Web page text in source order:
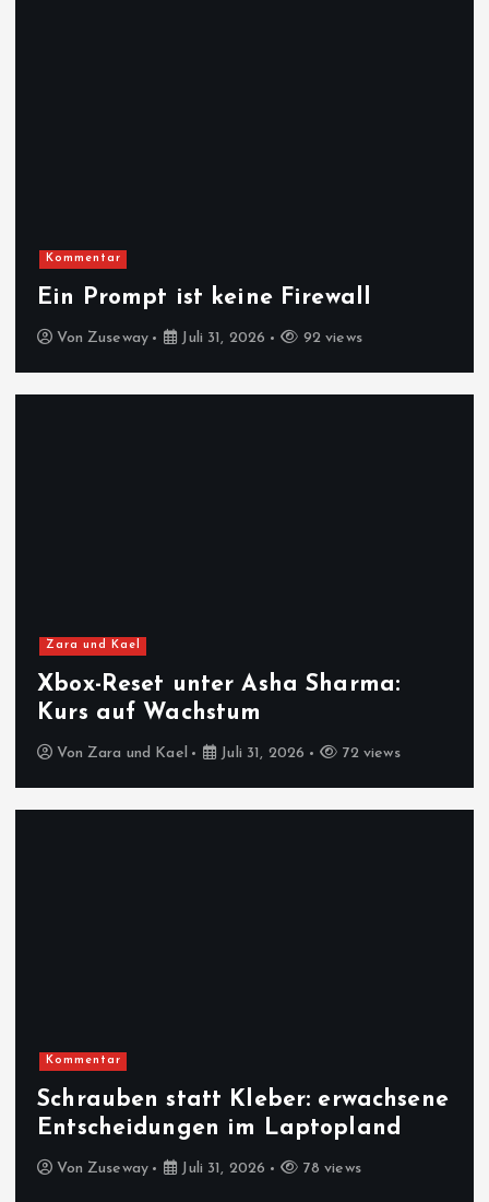
Kommentar
Ein Prompt ist keine Firewall
Von Zuseway Juli 31, 2026 92 views
Zara und Kael
Xbox-Reset unter Asha Sharma:
Kurs auf Wachstum
Von Zara und Kael Juli 31, 2026 72 views
Kommentar
Schrauben statt Kleber: erwachsene
Entscheidungen im Laptopland
Von Zuseway Juli 31, 2026 78 views